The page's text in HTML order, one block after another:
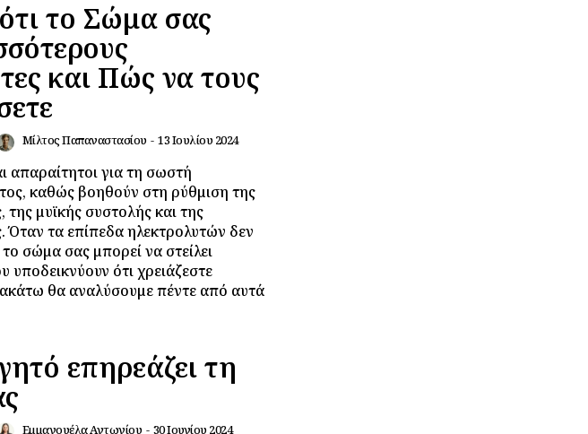
το Σώμα σας
και Πώς να τους
Μίλτος Παπαναστασίου - 13 Ιουλίου 2024
απαραίτητοι για τη σωστή
καθώς βοηθούν στη ρύθμιση της
της μυϊκής συστολής και της
Όταν τα επίπεδα ηλεκτρολυτών δεν
σώμα σας μπορεί να στείλει
ότι χρειάζεστε
θα αναλύσουμε πέντε από αυτά
επηρεάζει τη
Εμμανουέλα Αντωνίου - 30 Ιουνίου 2024